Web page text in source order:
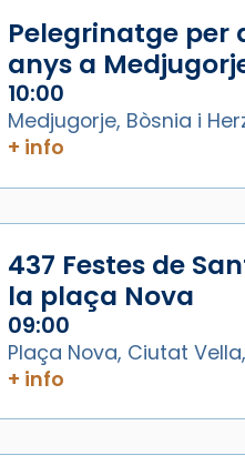
Pelegrinatge per
anys a
10:00
Medjugorje, Bòsnia i
+ info
437 Festes de
la plaça Nova
09:00
Plaça Nova, Ciutat
+ info